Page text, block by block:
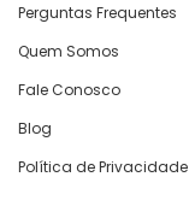
Perguntas Frequentes
Quem Somos
Fale Conosco
Blog
Política de Privacidade